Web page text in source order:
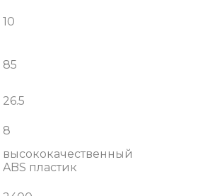
10
85
26.5
8
высококачественный
ABS пластик